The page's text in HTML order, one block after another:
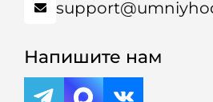
Напишите нам